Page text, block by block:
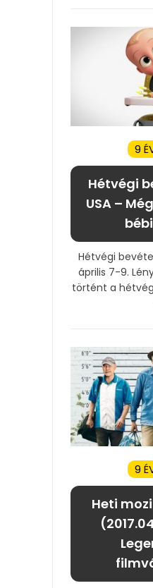
9
Hétvégi
USA –
Hétvégi
április 7-9.
történt a
9
Heti